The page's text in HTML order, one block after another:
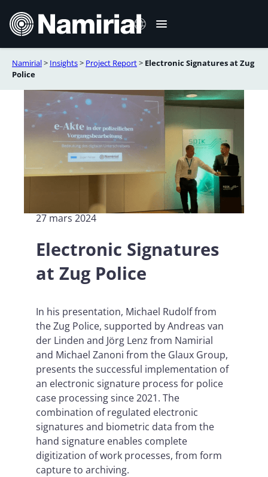
contenu
Italiano
Deutsch
Español
Română
Português
Namirial> Insights> Project Report> Electronic Signatures at Zug
Police
27 mars 2024
Electronic Signatures
at Zug Police
In his presentation, Michael Rudolf from
the Zug Police, supported by Andreas van
der Linden and Jörg Lenz from Namirial
and Michael Zanoni from the Glaux Group,
presents the successful implementation of
an electronic signature process for police
case processing since 2021. The
combination of regulated electronic
signatures and biometric data from the
hand signature enables complete
digitization of work processes, from form
capture to archiving.